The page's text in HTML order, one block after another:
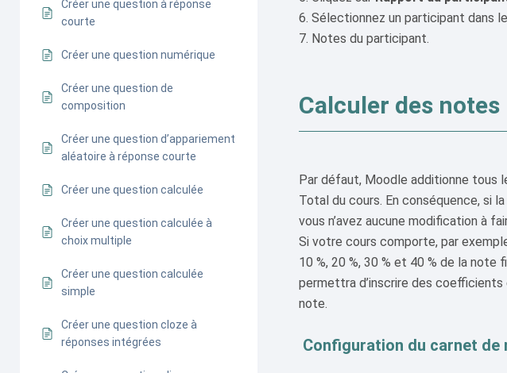
Créer une question à réponse
courte
Créer une question numérique
Créer une question de
composition
Créer une question d’appariement
aléatoire à réponse courte
Créer une question calculée
Créer une question calculée à
choix multiple
Créer une question calculée
simple
Créer une question cloze à
réponses intégrées
Sélectionnez un participant dans
Notes du participant.
Calculer des notes
Par défaut, Moodle additionne tous
Total du cours. En conséquence, si
vous n’avez aucune modification à
Si votre cours comporte, par
10 %, 20 %, 30 % et 40 % de la
permettra d’inscrire des
note.
Configuration du carnet de